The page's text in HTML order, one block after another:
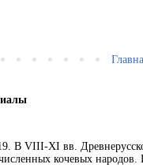
В VIII-XI вв.
кочевых народов.